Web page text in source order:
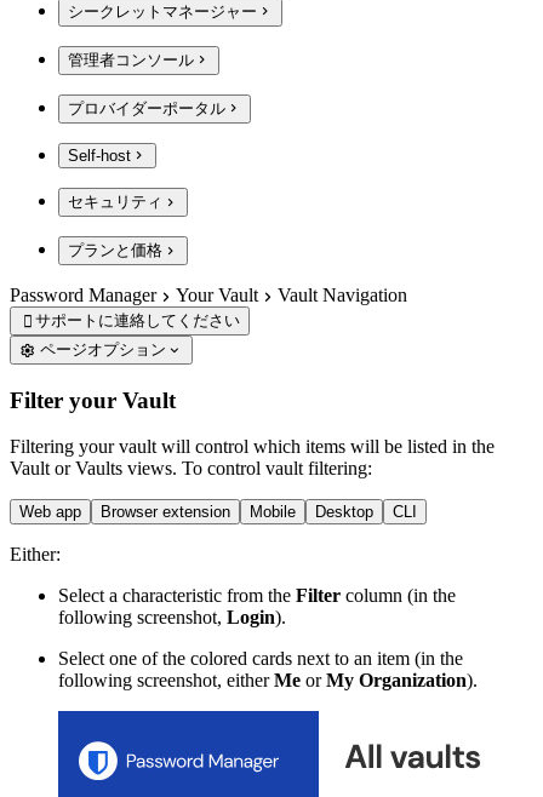
シークレットマネージャー
管理者コンソール
プロバイダーポータル
Self-host
セキュリティ
プランと価格
Password Manager Your Vault Vault Navigation
 サポートに連絡してください
ページオプション
Filter your Vault
Filtering your vault will control which items will be listed in the
Vault or Vaults views. To control vault filtering:
Web app Browser extension Mobile Desktop CLI
Either:
Select a characteristic from the Filter column (in the
following screenshot, Login).
Select one of the colored cards next to an item (in the
following screenshot, eitherMe orMy Organization).